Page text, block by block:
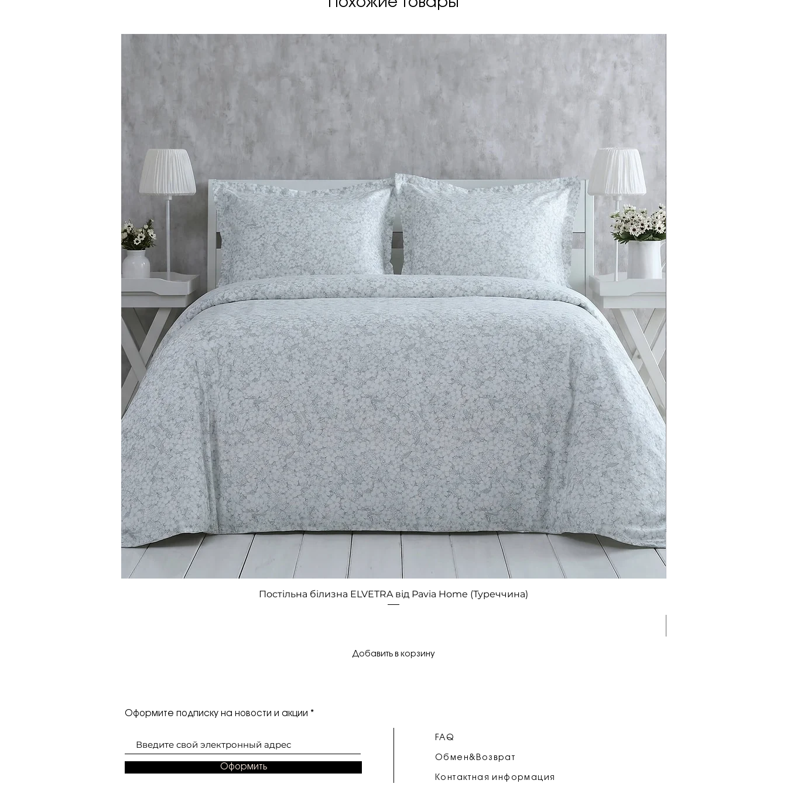
Інноваційна композиція матрацу Chateau
розслабленим всю ніч, гарантуючи, що ви
прокинетеся бадьорими та енергійним.
Надзвичайна зручність забезпечується розумним
поєднанням нашарувань високотехнологічних
спінених матеріалів. Кілька шарів ніжної та пухкої
піни SuperSoft надають поверхні матрацу
здатність адаптуватися прогресивно до
здійснюваного навантаження.
Комфортна дія SuperSoft посилюється
додатковими шарами спеціальної HR-піни
Aquapur різної щільності. Aquapur Elastic має
чудову еластичність і відмінну міцність, а Aquapur
Firm забезпечує надійну підтримку верхніх
комфортних шарів та плавний перехід до опорної
здатності пружинного блоку.
Обидві піни мають структуру з відкритими
порами та вільно пропускають повітря,
забезпечуючи відчуття свіжості відпочинку.
Попрощайтеся з неспокійними ночами та
зустрічайте казкові сни разом із розкішним
матрацом Chateau 7 Zone!
Быстрый просмотр
Постільна білизна ELVETRA від Pavia Home (Туреччина)
Добавить в корзину
Оформите подписку на новости и акции
Оформить
FAQ
Обмен&Возврат
Контактная информация